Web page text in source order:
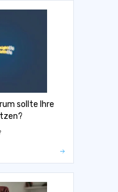
sollte Ihre